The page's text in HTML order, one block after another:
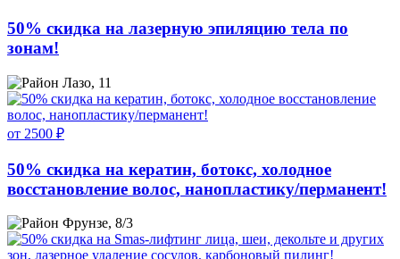
50% скидка на лазерную эпиляцию тела по
зонам!
Лазо, 11
от 2500 ₽
50% скидка на кератин, ботокс, холодное
восстановление волос, нанопластику/перманент!
Фрунзе, 8/3